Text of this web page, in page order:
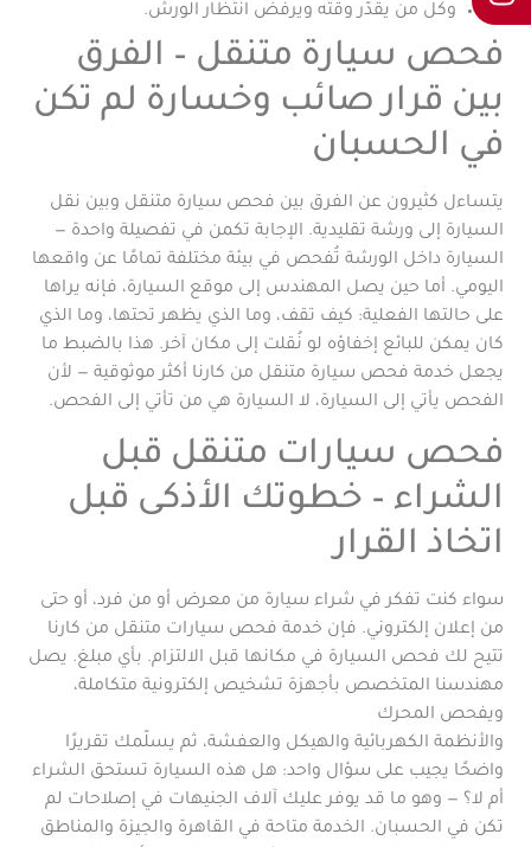
وكل من يقدّر وقته ويرفض انتظار الورش.
فحص سيارة متنقل – الفرق
بين قرار صائب وخسارة لم تكن
في الحسبان
يتساءل كثيرون عن الفرق بين فحص سيارة متنقل وبين نقل
السيارة إلى ورشة تقليدية. الإجابة تكمن في تفصيلة واحدة —
السيارة داخل الورشة تُفحص في بيئة مختلفة تمامًا عن واقعها
اليومي. أما حين يصل المهندس إلى موقع السيارة، فإنه يراها
على حالتها الفعلية: كيف تقف، وما الذي يظهر تحتها، وما الذي
كان يمكن للبائع إخفاؤه لو نُقلت إلى مكان آخر. هذا بالضبط ما
يجعل خدمة فحص سيارة متنقل من كارنا أكثر موثوقية — لأن
الفحص يأتي إلى السيارة، لا السيارة هي من تأتي إلى الفحص.
فحص سيارات متنقل قبل
الشراء – خطوتك الأذكى قبل
اتخاذ القرار
سواء كنت تفكر في شراء سيارة من معرض أو من فرد، أو حتى
من إعلان إلكتروني. فإن خدمة فحص سيارات متنقل من كارنا
تتيح لك فحص السيارة في مكانها قبل الالتزام. بأي مبلغ. يصل
مهندسنا المتخصص بأجهزة تشخيص إلكترونية متكاملة،
ويفحص المحرك
والأنظمة الكهربائية والهيكل والعفشة، ثم يسلّمك تقريرًا
واضحًا يجيب على سؤال واحد: هل هذه السيارة تستحق الشراء
أم لا؟ — وهو ما قد يوفر عليك آلاف الجنيهات في إصلاحات لم
تكن في الحسبان. الخدمة متاحة في القاهرة والجيزة والمناطق